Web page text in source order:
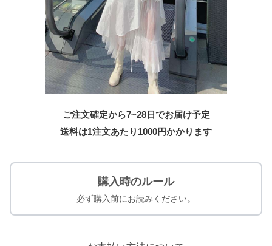
ご注文確定から7~28日でお届け予定
送料は1注文あたり 1000円かかります
購入時のルール
必ず購入前にお読みください。